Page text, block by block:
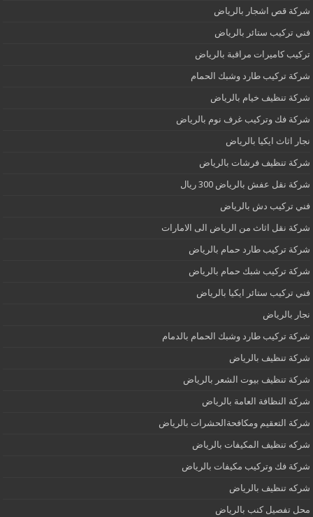
شركة قص اشجار بالرياض
فني تركيب ستائر بالرياض
تركيب كاميرات مراقبة بالرياض
شركة تركيب طارد وشبك الحمام
شركة تنظيف خيام بالرياض
شركة فك وتركيب غرف نوم بالرياض
نجار اثاث ايكيا بالرياض
شركة تنظيف فرشات بالرياض
شركة نقل عفش بالرياض 300 ريال
فني تركيب دش بالرياض
شركة نقل اثاث من الرياض الى الامارات
شركة تركيب طارد حمام بالرياض
شركة تركيب شبك حمام بالرياض
فني تركيب ستائر ايكيا بالرياض
نجار بالرياض
شركة تركيب طارد وشبك الحمام بالدمام
شركة تنظيف بالرياض
شركة تنظيف بيوت الشعر بالرياض
شركة النظافة العامة بالرياض
شركة التعقيم ومكافحةالحشرات بالرياض
شركه تنظيف المكيفات بالرياض
شركة فك وتركيب مكيفات بالرياض
شركه تنظيف بالرياض
محل تفصيل كنب بالرياض